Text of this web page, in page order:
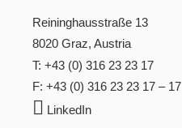
Reininghausstraße 13
8020 Graz, Austria
T: +43 (0) 316 23 23 17
F: +43 (0) 316 23 23 17 – 17
 LinkedIn